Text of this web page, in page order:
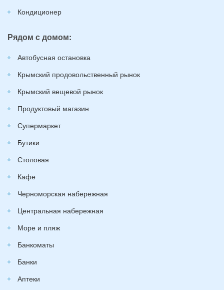
Кондиционер
Рядом с домом:
Автобусная остановка
Крымский продовольственный рынок
Крымский вещевой рынок
Продуктовый магазин
Супермаркет
Бутики
Столовая
Кафе
Черноморская набережная
Центральная набережная
Море и пляж
Банкоматы
Банки
Аптеки